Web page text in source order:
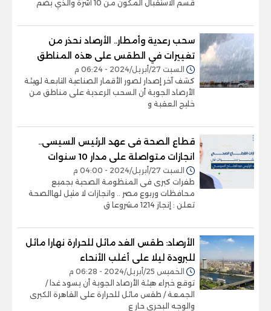
قسم الاستقبال المكون من 10 أسّرة والذي يضم
سحب رعدية وأمطار.. الأرصاد نحذر من
تغييرات في الطقس على هذه المناطق
السبت 27/أبريل/2024 - 06:24 م
كشف آخر إصدار لصور الأقمار الصناعية التابعة لهيئة
الأرصاد الجوية أن السحب الرعدية على مناطق من
خليج العقبة و
قطاع الصحة فى عهد الرئيس السيسى..
انجازات متواصلة على مدار 10 سنوات
السبت 27/أبريل/2024 - 04:00 م
طفرات كبرى فى المنظومة الصحية بجميع
محافظات وربوع مصر .. وانجازات لا مثيل لهاالصحة
تعلن : إنجاز 1214 مشروعا ق
الأرصاد: طقس الغد مائل للحرارة نهارا مائل
للبرودة ليلا على أغلب الأنحاء
الخميس 25/أبريل/2024 - 06:28 م
توقع خبراء هيئة الأرصاد الجوية أن يسود غدا /
الجمعة / طقس مائل للحرارة على القاهرة الكبرى
والوجه البحري حار ع